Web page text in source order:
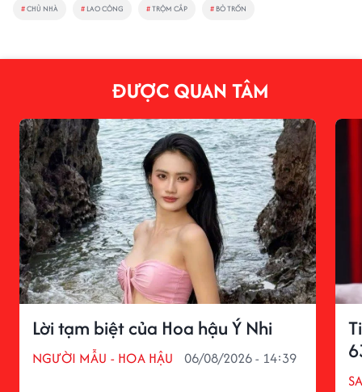
#CHỦ NHÀ # LAO CÔNG #TRỘM CẮP # BỎ TRỐN
ĐƯỢC QUAN TÂM
Lời tạm biệt của Hoa hậu Ý Nhi
NGƯỜI MẪU - HOA HẬU 06/08/2026 - 14:39